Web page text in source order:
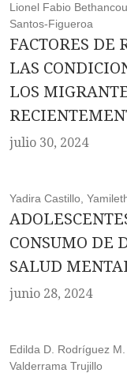
Lionel Fabio
Santos-Figueroa
FACTORES DE
LAS
LOS
julio 30, 2024
Yadira Castillo,
CONSUMO DE
SALUD
junio 28, 2024
Edilda D. Rodríguez
Valderrama Trujillo